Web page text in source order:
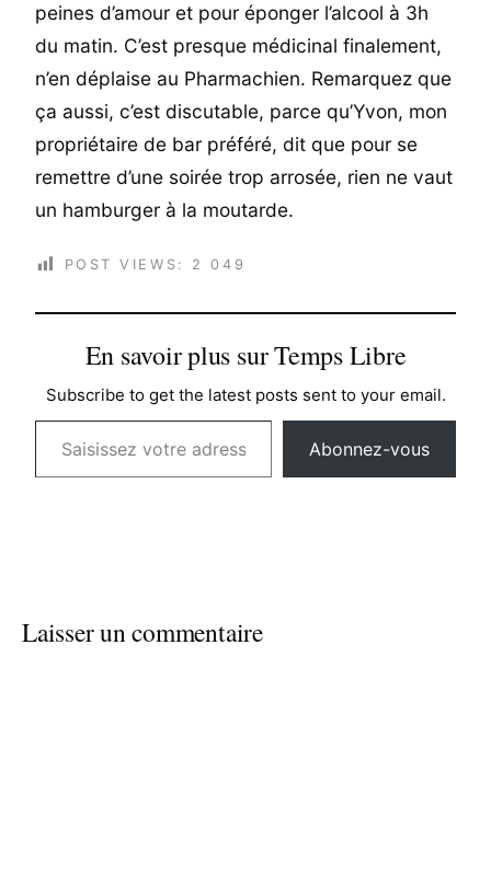
peines d’amour et pour éponger l’alcool à 3h
du matin. C’est presque médicinal finalement,
n’en déplaise au Pharmachien. Remarquez que
ça aussi, c’est discutable, parce qu’Yvon, mon
propriétaire de bar préféré, dit que pour se
remettre d’une soirée trop arrosée, rien ne vaut
un hamburger à la moutarde.
POST VIEWS: 2 049
En savoir plus sur Temps Libre
Subscribe to get the latest posts sent to your email.
Saisissez votre adresse e-mail…
Abonnez-vous
Laisser un commentaire